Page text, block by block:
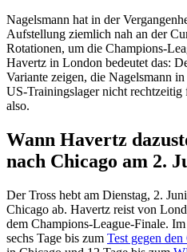
Nagelsmann hat in der
Aufstellung ziemlich nah an der
Rotationen, um die Champions-
Havertz in London bedeutet das:
Variante zeigen, die Nagelsmann
US-Trainingslager nicht
also.
Wann Havertz
nach Chicago am 2.
Der Tross hebt am Dienstag, 2.
Chicago ab. Havertz reist von
dem Champions-League-Finale.
sechs Tage bis zum Test gegen